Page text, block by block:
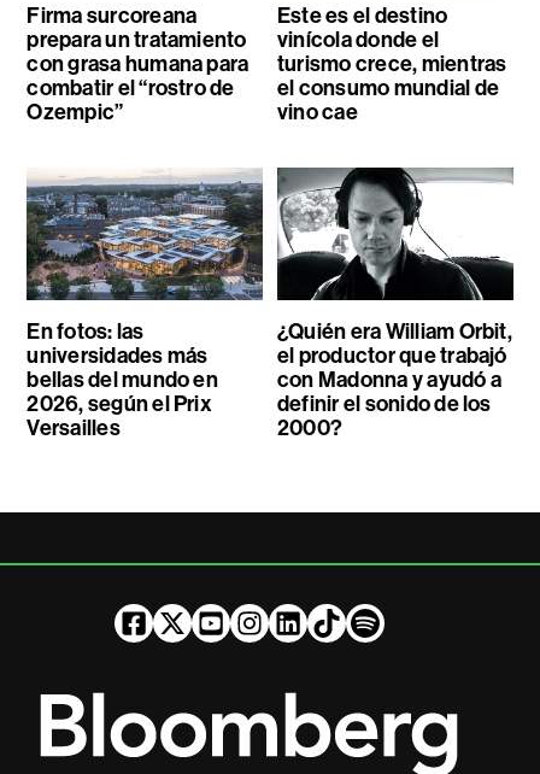
Firma surcoreana
prepara un tratamiento
con grasa humana para
combatir el “rostro de
Ozempic”
Este es el destino
vinícola donde el
turismo crece, mientras
el consumo mundial de
vino cae
En fotos: las
universidades más
bellas del mundo en
2026, según el Prix
Versailles
¿Quién era William Orbit,
el productor que trabajó
con Madonna y ayudó a
definir el sonido de los
2000?